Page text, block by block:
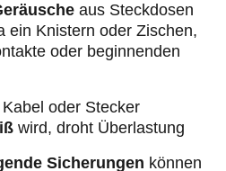
aus Steckdosen
ein Knistern oder Zischen,
oder beginnenden
oder Stecker
wird, droht Überlastung
Sicherungen können